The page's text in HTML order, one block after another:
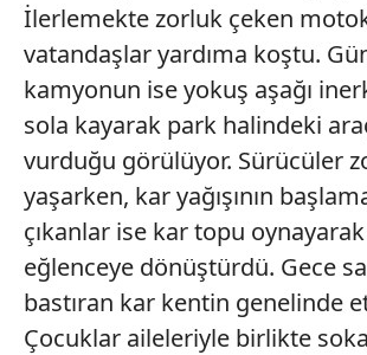
İlerlemekte zorluk çeken
vatandaşlar yardıma koştu.
kamyonun ise yokuş aşağı
sola kayarak park halindeki
vurduğu görülüyor. Sürücüler
yaşarken, kar yağışının
çıkanlar ise kar topu
eğlenceye dönüştürdü. Gece
bastıran kar kentin genelinde
Çocuklar aileleriyle birlikte